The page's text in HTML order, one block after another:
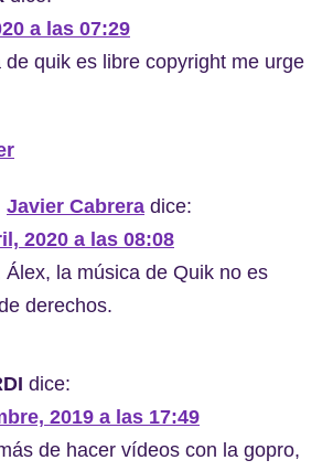
a las 07:29
de quik es libre copyright me urge
Javier Cabrera dice:
2020 a las 08:08
Álex, la música de Quik no es
derechos.
dice:
2019 a las 17:49
de hacer vídeos con la gopro,